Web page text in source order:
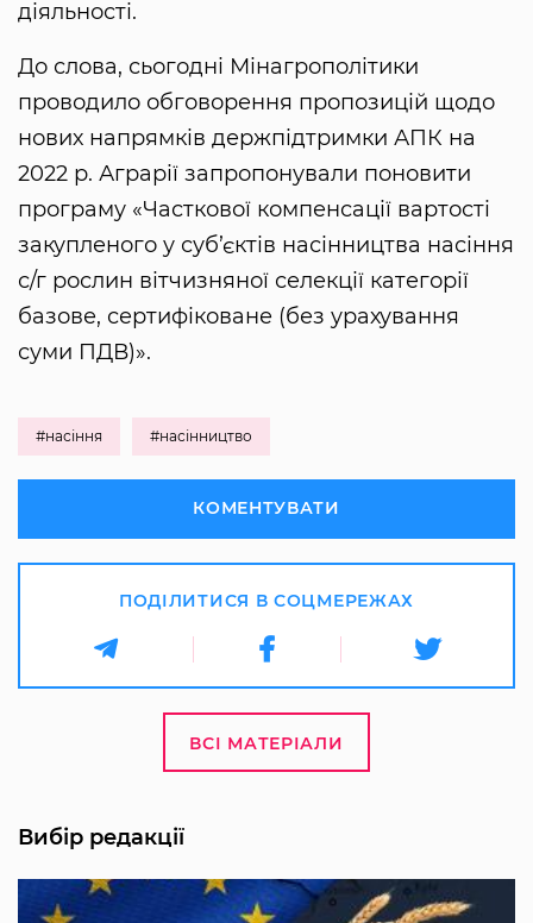
діяльності.
До слова, сьогодні Мінагрополітики
проводило обговорення пропозицій щодо
нових напрямків держпідтримки АПК на
2022 р. Аграрії запропонували поновити
програму «Часткової компенсації вартості
закупленого у суб’єктів насінництва насіння
с/г рослин вітчизняної селекції категорії
базове, сертифіковане (без урахування
суми ПДВ)».
#насіння #насінництво
КОМЕНТУВАТИ
ПОДІЛИТИСЯ В СОЦМЕРЕЖАХ
ВСІ МАТЕРІАЛИ
Вибір редакції